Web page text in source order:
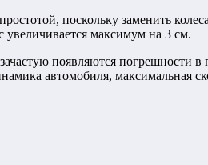
поскольку заменить
максимум на 3 см.
появляются
автомобиля, максимальная